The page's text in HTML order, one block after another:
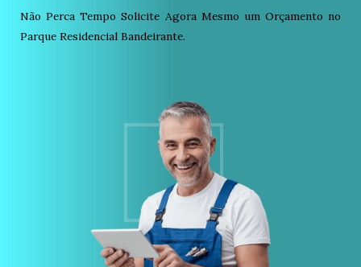
Não Perca Tempo Solicite Agora Mesmo um Orçamento no
Parque Residencial Bandeirante.